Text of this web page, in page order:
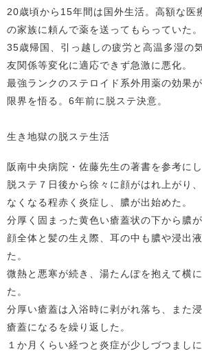
20歳頃から15年間は国外生活。高額な医
の家族に頼んで薬を送ってもらっていた。
35歳帰国、引っ越しの疲労と高温多湿の
友関係等変化に適応できず急激に悪化。
最強ランクのステロイド系外用薬の効果
限界を悟る。6年前に脱ステ決意。
生き地獄の脱ステ生活
阪南中央病院・佐藤先生の著書を参考に
脱ステ７日後から徐々に顔がはれ上がり
なくなる程赤く炎症し、膿が出始めた。
分厚く固まった黄色い瘡蓋状の下から膿
顔全体と髪の生え際、耳の中も膿や浸出
た。
微熱と悪寒が続き、湯たんぽを抱えて横
た。
分厚い瘡蓋は入浴時に剥がれ落ち、また
瘡蓋になるを繰り返した。
１か月くらい経つと炎症が少しづつまし